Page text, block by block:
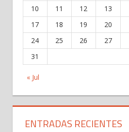
« Jul
10
11 12 13
17
18 19 20
24
25 26 27
31
ENTRADAS RECIENTES